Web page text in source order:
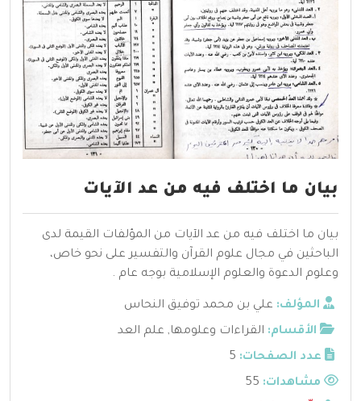
بيان ما اختلف فيه من عد الآيات
بيان ما اختلف فيه من عد الآيات من المؤلفات القيمة لدى
الباحثين في مجال علوم القرآن والتفسير على نحو خاص،
وعلوم الدعوة والعلوم الإسلامية بوجه عام .
المؤلف: علي بن محمد توفيق النحاس
الأقسام: القراءات وعلومها, علم العد
عدد الصفحات: 5
مشاهدات: